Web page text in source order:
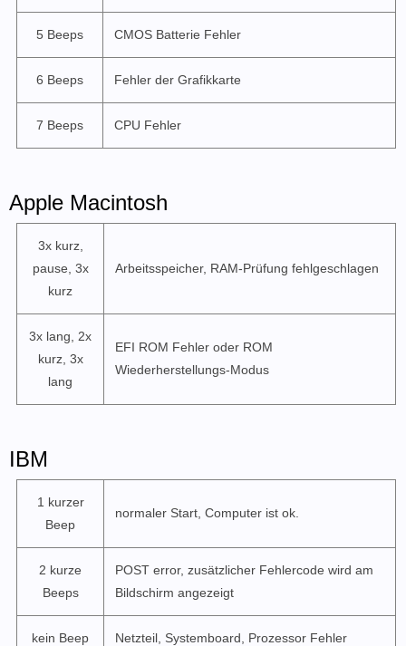
5 Beeps CMOS Batterie Fehler
6 Beeps Fehler der Grafikkarte
7 Beeps CPU Fehler
Apple Macintosh
3x kurz,
pause, 3x
kurz
Arbeitsspeicher, RAM-Prüfung fehlgeschlagen
3x lang, 2x
kurz, 3x
lang
EFI ROM Fehler oder ROM
Wiederherstellungs-Modus
IBM
1 kurzer
Beep
normaler Start, Computer ist ok.
2 kurze
Beeps
POST error, zusätzlicher Fehlercode wird am
Bildschirm angezeigt
kein Beep Netzteil, Systemboard, Prozessor Fehler